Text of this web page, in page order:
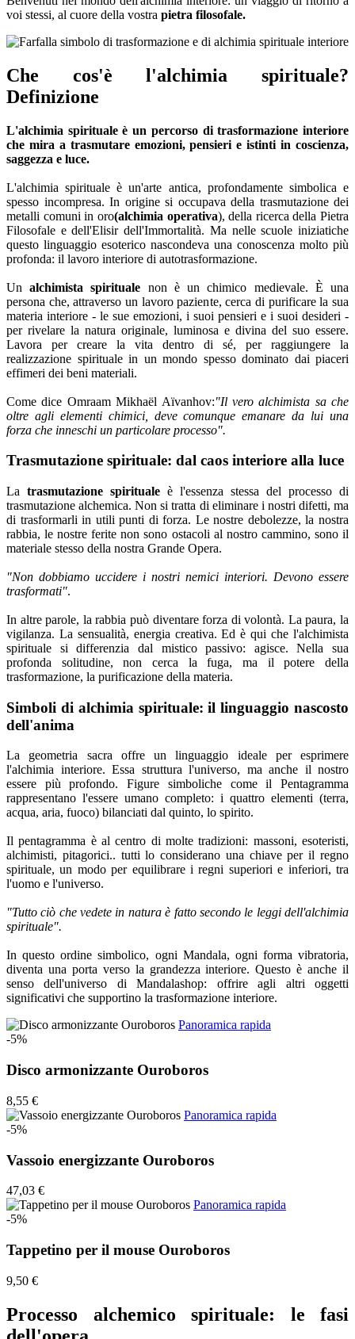
voi stessi, al cuore della vostra pietra filosofale.
Che cos'è l'alchimia spirituale?
Definizione
L'alchimia spirituale è un percorso di trasformazione interiore
che mira a trasmutare emozioni, pensieri e istinti in coscienza,
saggezza e luce.
L'alchimia spirituale è un'arte antica, profondamente simbolica e
spesso incompresa. In origine si occupava della trasmutazione dei
metalli comuni in oro(alchimia operativa), della ricerca della Pietra
Filosofale e dell'Elisir dell'Immortalità. Ma nelle scuole iniziatiche
questo linguaggio esoterico nascondeva una conoscenza molto più
profonda: il lavoro interiore di autotrasformazione.
Unalchimista spirituale non è un chimico medievale. È una
persona che, attraverso un lavoro paziente, cerca di purificare la sua
materia interiore - le sue emozioni, i suoi pensieri e i suoi desideri -
per rivelare la natura originale, luminosa e divina del suo essere.
Lavora per creare la vita dentro di sé, per raggiungere la
realizzazione spirituale in un mondo spesso dominato dai piaceri
effimeri dei beni materiali.
Come dice Omraam Mikhaël Aïvanhov:"Il vero alchimista sa che
oltre agli elementi chimici, deve comunque emanare da lui una
forza che inneschi un particolare processo".
Trasmutazione spirituale: dal caos interiore alla luce
La trasmutazione spirituale è l'essenza stessa del processo di
trasmutazione alchemica. Non si tratta di eliminare i nostri difetti, ma
di trasformarli in utili punti di forza. Le nostre debolezze, la nostra
rabbia, le nostre ferite non sono ostacoli al nostro cammino, sono il
materiale stesso della nostra Grande Opera.
"Non dobbiamo uccidere i nostri nemici interiori. Devono essere
trasformati".
In altre parole, la rabbia può diventare forza di volontà. La paura, la
vigilanza. La sensualità, energia creativa. Ed è qui che l'alchimista
spirituale si differenzia dal mistico passivo: agisce. Nella sua
profonda solitudine, non cerca la fuga, ma il potere della
trasformazione, la purificazione della materia.
Simboli di alchimia spirituale: il linguaggio nascosto
dell'anima
La geometria sacra offre un linguaggio ideale per esprimere
l'alchimia interiore. Essa struttura l'universo, ma anche il nostro
essere più profondo. Figure simboliche come il Pentagramma
rappresentano l'essere umano completo: i quattro elementi (terra,
acqua, aria, fuoco) bilanciati dal quinto, lo spirito.
Il pentagramma è al centro di molte tradizioni: massoni, esoteristi,
alchimisti, pitagorici.. tutti lo considerano una chiave per il regno
spirituale, un modo per equilibrare i regni superiori e inferiori, tra
l'uomo e l'universo.
"Tutto ciò che vedete in natura è fatto secondo le leggi dell'alchimia
spirituale".
In questo ordine simbolico, ogni Mandala, ogni forma vibratoria,
diventa una porta verso la grandezza interiore. Questo è anche il
senso dell'universo di Mandalashop: offrire agli altri oggetti
significativi che supportino la trasformazione interiore.
Panoramica rapida
-5%
Disco armonizzante Ouroboros
8,55 €
Panoramica rapida
-5%
Vassoio energizzante Ouroboros
47,03 €
Panoramica rapida
-5%
Tappetino per il mouse Ouroboros
9,50 €
Processo alchemico spirituale: le fasi